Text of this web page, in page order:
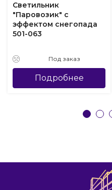
Светильник
"Паровозик" с
эффектом снегопада
501-063
Под заказ
Подробнее